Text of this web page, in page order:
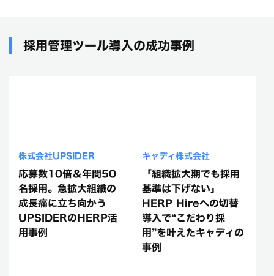
採用管理ツール導入の成功事例
株式会社UPSIDER
応募数10倍＆年間50
名採用。急拡大組織の
成長痛に立ち向かう
UPSIDERのHERP活
用事例
キャディ株式会社
「組織拡大期でも採用
基準は下げない」
HERP Hireへの切替
導入で“こだわり採
用”を叶えたキャディの
事例